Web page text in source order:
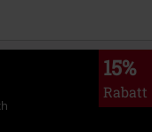
15%
Rabatt